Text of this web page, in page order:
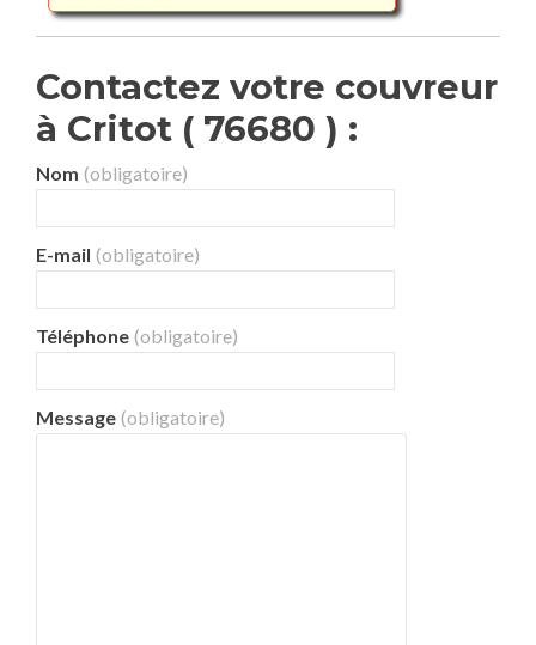
Contactez votre couvreur
à Critot ( 76680 ) :
Nom (obligatoire)
E-mail (obligatoire)
Téléphone (obligatoire)
Message (obligatoire)